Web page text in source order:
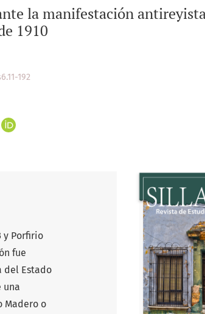
la manifestación
1910
192
y Porfirio
fue
del Estado
una
Madero o